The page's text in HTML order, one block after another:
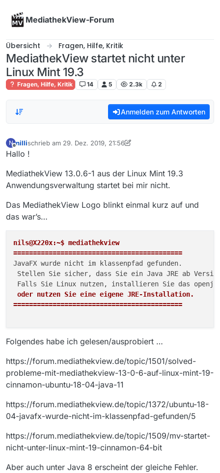
MediathekView-Forum
Übersicht Fragen, Hilfe, Kritik
MediathekView startet nicht unter
Linux Mint 19.3
Fragen, Hilfe, Kritik 14 5 2.3k 2
Anmelden zum Antworten
N
Offline
nillischrieb am 29. Dez. 2019, 21:56
zuletzt editiert von nilli
Hallo !
MediathekView 13.0.6-1 aus der Linux Mint 19.3
Anwendungsverwaltung startet bei mir nicht.
Das MediathekView Logo blinkt einmal kurz auf und
das war’s…
nils@X220x:~$ mediathekview
===========================================
JavaFX wurde nicht im klassenpfad gefunden.
Stellen Sie sicher, dass Sie ein Java JRE ab
oder nutzen Sie eine eigene JRE-Installation.
===========================================
Folgendes habe ich gelesen/ausprobiert …
https://forum.mediathekview.de/topic/1501/solved-
probleme-mit-mediathekview-13-0-6-auf-linux-mint-19-
cinnamon-ubuntu-18-04-java-11
https://forum.mediathekview.de/topic/1372/ubuntu-18-
04-javafx-wurde-nicht-im-klassenpfad-gefunden/5
https://forum.mediathekview.de/topic/1509/mv-startet-
nicht-unter-linux-mint-19-cinnamon-64-bit
Aber auch unter Java 8 erscheint der gleiche Fehler.